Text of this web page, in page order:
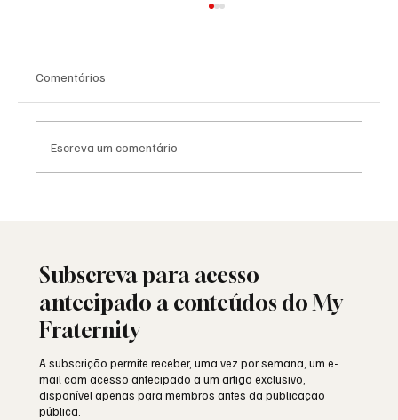
Comentários
Escreva um comentário
Subscreva para acesso
antecipado a conteúdos do My
Fraternity
A subscrição permite receber, uma vez por semana, um e-
mail com acesso antecipado a um artigo exclusivo,
disponível apenas para membros antes da publicação
pública.